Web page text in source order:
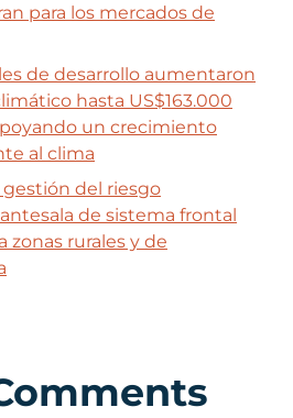
para los mercados de
de desarrollo aumentaron
hasta US$163.000
un crecimiento
al clima
del riesgo
de sistema frontal
zonas rurales y de